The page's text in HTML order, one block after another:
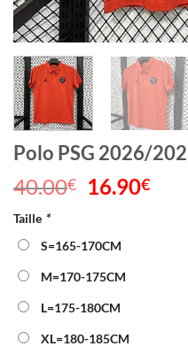
Polo PSG 2026/
40.00€
Le
était :
40.00€.
16.90€
Taille *
S=165-170CM
M=170-175CM
L=175-180CM
XL=180-185CM